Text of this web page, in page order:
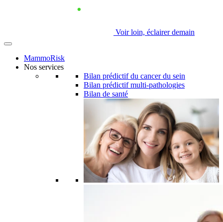
Voir loin, éclairer demain
MammoRisk
Nos services
Bilan prédictif du cancer du sein
Bilan prédictif multi-pathologies
Bilan de santé